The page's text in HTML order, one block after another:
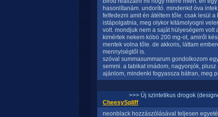
hasonlítanám. undorító. mindenkit óva
felfedezni amit én átéltem tőle. csak lesül
istápolgatnia, meg olykor kitámolyogni
volt. mondjuk nem a saját hülyeségem
kimértek nekem köbö 200 mg-ot, amiről
mentek volna tőle. de akkoris, láttam
mennyiségtől is.
szóval summasummarum gondolkozom
semmi. a tabikat imádom, nagyonjók,
ajánlom, mindenki fogyassza bátran, meg
>>> Új szintetikus drogok
CheesySpliff
neonblack hozzászólásával teljesen